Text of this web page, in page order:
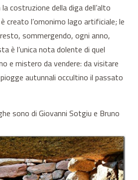
costruzione della diga dell’alto
creato l’omonimo lago artificiale; le
sommergendo, ogni anno,
è l’unica nota dolente di quel
e mistero da vendere: da visitare
autunnali occultino il passato
sono di Giovanni Sotgiu e Bruno